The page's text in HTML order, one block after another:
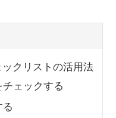
クリストの活用法
ェックする
る